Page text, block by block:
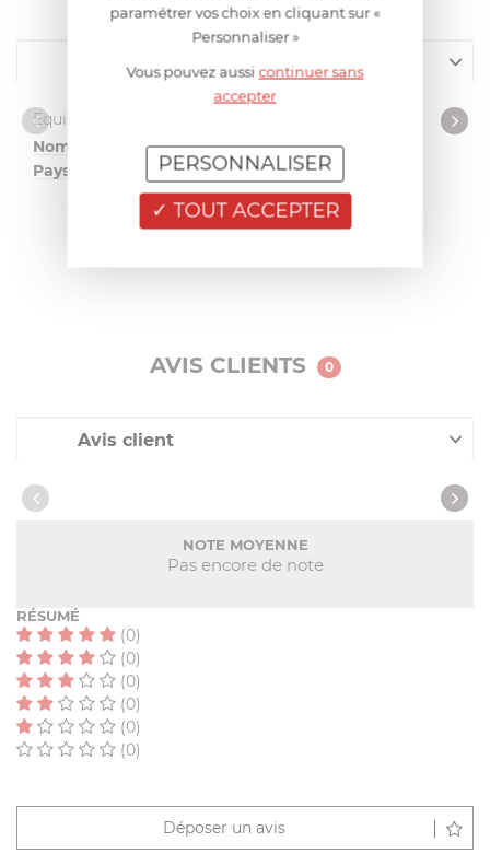
Equipement
Design et matériaux
Equipement
Nombre de pièces
1
Pays de fabrication
France
métropolitaine
AVIS CLIENTS 0
Avis client
NOTE MOYENNE
Pas encore de note
RÉSUMÉ
(0)
(0)
(0)
(0)
(0)
(0)
Déposer un avis
paramétrer vos choix en cliquant sur «
Personnaliser »
Vous pouvez aussicontinuer sans
accepter
TOUT ACCEPTER
PERSONNALISER